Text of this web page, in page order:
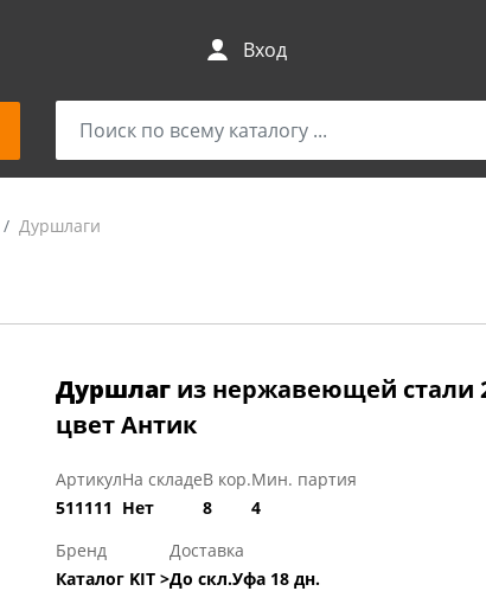
Вход
Дуршлаги
Дуршлаг из нержавеющей стали
цвет Антик
Артикул
511111
На складе
Нет
В кор.
8
Мин. партия
4
Бренд
Каталог KIT >
Доставка
До скл.Уфа 18 дн.